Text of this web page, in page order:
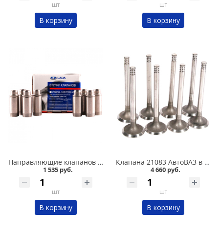
шт
В корзину
шт
В корзину
Направляющие клапанов 2108 АвтоВАЗ в Омске
1 535 руб.
шт
В корзину
Клапана 21083 АвтоВАЗ в Омске
4 660 руб.
шт
В корзину